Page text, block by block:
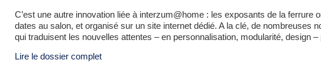
C’est une autre innovation liée à interzum@home : les exposants de la
dates au salon, et organisé sur un site internet dédié. A la clé, de nombreuses
qui traduisent les nouvelles attentes – en personnalisation, modularité, design –
Lire le dossier complet